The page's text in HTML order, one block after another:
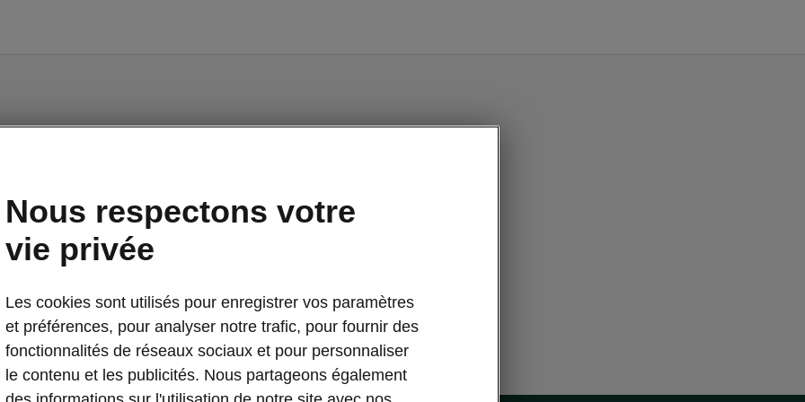
There was an error. We are working hard to resolve it.
Nous respectons votre
vie privée
Les cookies sont utilisés pour enregistrer vos paramètres
et préférences, pour analyser notre trafic, pour fournir des
fonctionnalités de réseaux sociaux et pour personnaliser
le contenu et les publicités. Nous partageons également